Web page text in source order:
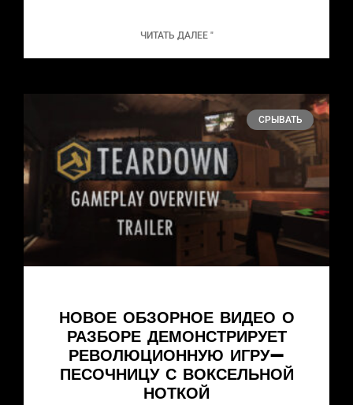
ЧИТАТЬ ДАЛЕЕ "
СРЫВАТЬ
НОВОЕ ОБЗОРНОЕ ВИДЕО О
РАЗБОРЕ ДЕМОНСТРИРУЕТ
РЕВОЛЮЦИОННУЮ ИГРУ-
ПЕСОЧНИЦУ С ВОКСЕЛЬНОЙ
НОТКОЙ